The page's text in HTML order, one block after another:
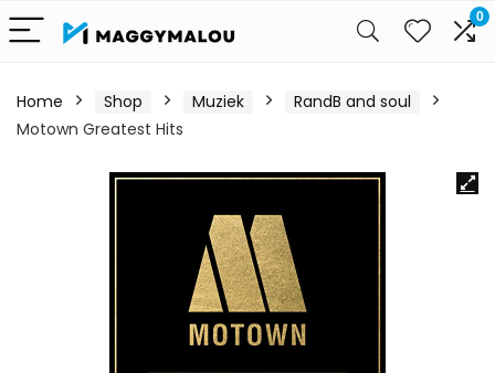
0
Home Shop Muziek
RandB and soul
Motown Greatest Hits